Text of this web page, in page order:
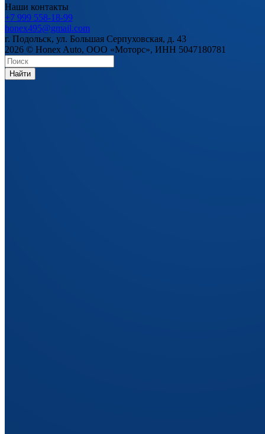
Наши контакты
+7 999 558-18-99
honex495@gmail.com
г. Подольск, ул. Большая Серпуховская, д. 43
2026 © Honex Auto, ООО «Моторс», ИНН 5047180781
Найти